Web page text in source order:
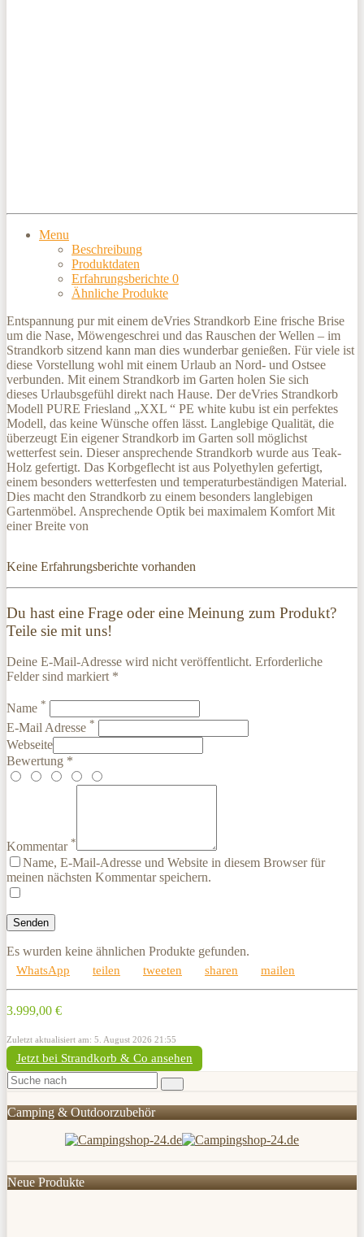
Menu
Beschreibung
Produktdaten
Erfahrungsberichte 0
Ähnliche Produkte
Entspannung pur mit einem deVries Strandkorb Eine frische Brise
um die Nase, Möwengeschrei und das Rauschen der Wellen – im
Strandkorb sitzend kann man dies wunderbar genießen. Für viele ist
diese Vorstellung wohl mit einem Urlaub an Nord- und Ostsee
verbunden. Mit einem Strandkorb im Garten holen Sie sich
dieses Urlaubsgefühl direkt nach Hause. Der deVries Strandkorb
Modell PURE Friesland „XXL “ PE white kubu ist ein perfektes
Modell, das keine Wünsche offen lässt. Langlebige Qualität, die
überzeugt Ein eigener Strandkorb im Garten soll möglichst
wetterfest sein. Dieser ansprechende Strandkorb wurde aus Teak-
Holz gefertigt. Das Korbgeflecht ist aus Polyethylen gefertigt,
einem besonders wetterfesten und temperaturbeständigen Material.
Dies macht den Strandkorb zu einem besonders langlebigen
Gartenmöbel. Ansprechende Optik bei maximalem Komfort Mit
einer Breite von
Keine Erfahrungsberichte vorhanden
Du hast eine Frage oder eine Meinung zum Produkt?
Teile sie mit uns!
Deine E-Mail-Adresse wird nicht veröffentlicht. Erforderliche
Felder sind markiert *
Name *
E-Mail Adresse *
Webseite
Bewertung *
Kommentar *
Name, E-Mail-Adresse und Website in diesem Browser für
meinen nächsten Kommentar speichern.
Es wurden keine ähnlichen Produkte gefunden.
WhatsApp teilen tweeten sharen mailen
3.999,00 €
Zuletzt aktualisiert am: 5. August 2026 21:55
Jetzt bei Strandkorb & Co ansehen
Camping & Outdoorzubehör
Neue Produkte